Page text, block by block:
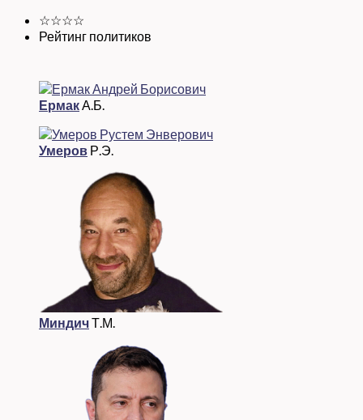
☆☆☆☆
Рейтинг политиков
ЕрмакА.Б.
Умеров Р.Э.
МиндичТ.М.